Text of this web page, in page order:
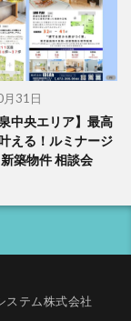
31日
中央エリア】最高
える！ルミナージ
築物件 相談会
テム株式会社